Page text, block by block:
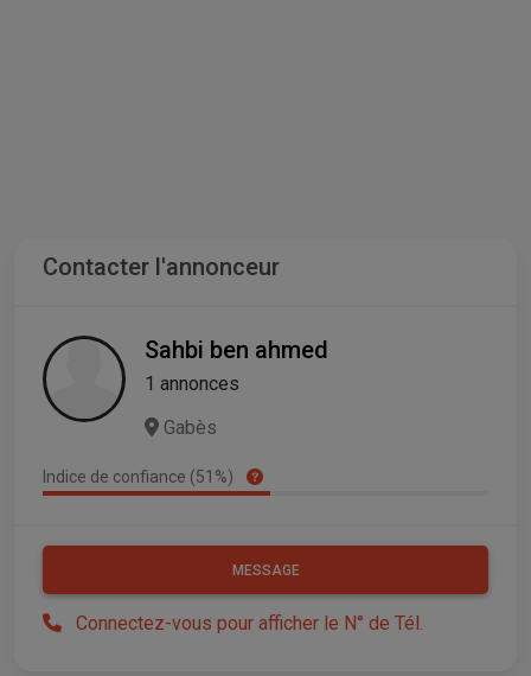
Contacter l'annonceur
Sahbi ben ahmed
1 annonces
Gabès
Indice de confiance (51%)
MESSAGE
Connectez-vous pour afficher le N° de Tél.